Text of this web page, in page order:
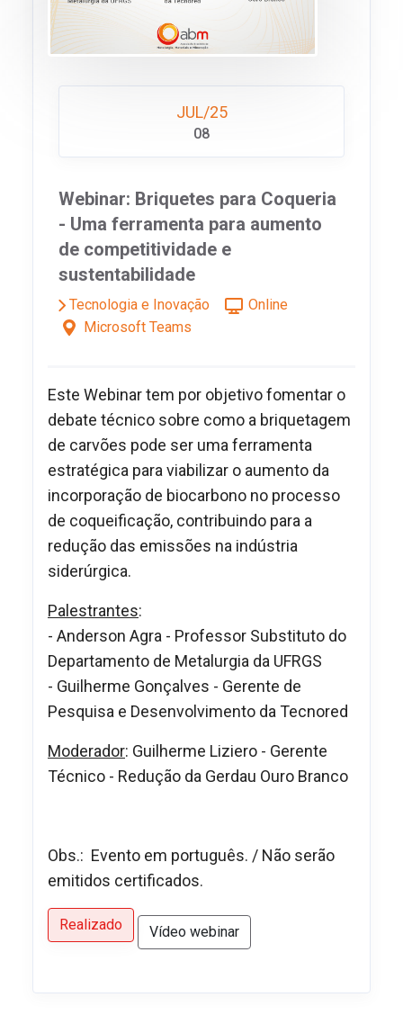
JUL/25
08
Webinar: Briquetes para Coqueria
- Uma ferramenta para aumento
de competitividade e
sustentabilidade
Tecnologia e Inovação
Online
Microsoft Teams
Este Webinar tem por objetivo fomentar o
debate técnico sobre como a briquetagem
de carvões pode ser uma ferramenta
estratégica para viabilizar o aumento da
incorporação de biocarbono no processo
de coqueificação, contribuindo para a
redução das emissões na indústria
siderúrgica.
Palestrantes:
- Anderson Agra - Professor Substituto do
Departamento de Metalurgia da UFRGS
- Guilherme Gonçalves - Gerente de
Pesquisa e Desenvolvimento da Tecnored
Moderador: Guilherme Liziero - Gerente
Técnico - Redução da Gerdau Ouro Branco
Obs.: Evento em português. / Não serão
emitidos certificados.
Realizado Vídeo webinar